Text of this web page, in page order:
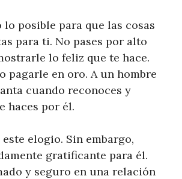
lo posible para que las cosas
para ti. No pases por alto
lo feliz que te hace.
pagarle en oro. A un hombre
cuando reconoces y
haces por él.
elogio. Sin embargo,
gratificante para él.
y seguro en una relación